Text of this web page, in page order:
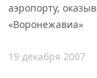
аэропорту,
«Воронежавиа»
19 декабря 2007